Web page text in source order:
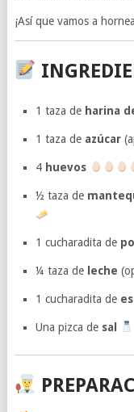
¡Así que vamos a
1 taza de harina
1 taza de azúcar
4 huevos
½ taza de
1 cucharadita de
¼ taza de leche
1 cucharadita de
Una pizca de sal